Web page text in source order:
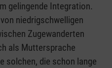
gelingende Integration.
niedrigschwelligen
Zugewanderten
als Muttersprache
solchen, die schon lange